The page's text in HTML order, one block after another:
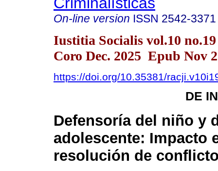
On-line version ISSN 2542-3371
Iustitia Socialis vol.10
Coro Dec. 2025 Epub Nov
https://doi.org/10.35381/
DE
Defensoría del niño y
adolescente: Impacto
resolución de